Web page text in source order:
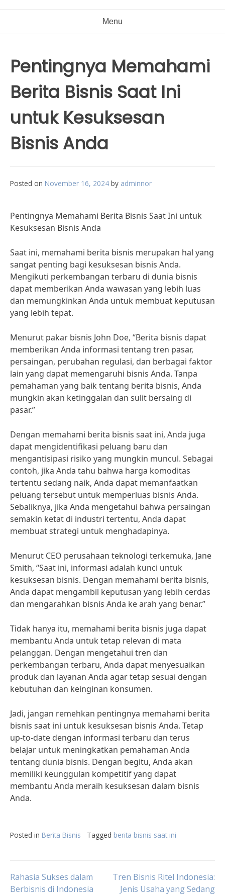
Menu
Pentingnya Memahami
Berita Bisnis Saat Ini
untuk Kesuksesan
Bisnis Anda
Posted on November 16, 2024 by adminnor
Pentingnya Memahami Berita Bisnis Saat Ini untuk
Kesuksesan Bisnis Anda
Saat ini, memahami berita bisnis merupakan hal yang
sangat penting bagi kesuksesan bisnis Anda.
Mengikuti perkembangan terbaru di dunia bisnis
dapat memberikan Anda wawasan yang lebih luas
dan memungkinkan Anda untuk membuat keputusan
yang lebih tepat.
Menurut pakar bisnis John Doe, “Berita bisnis dapat
memberikan Anda informasi tentang tren pasar,
persaingan, perubahan regulasi, dan berbagai faktor
lain yang dapat memengaruhi bisnis Anda. Tanpa
pemahaman yang baik tentang berita bisnis, Anda
mungkin akan ketinggalan dan sulit bersaing di
pasar.”
Dengan memahami berita bisnis saat ini, Anda juga
dapat mengidentifikasi peluang baru dan
mengantisipasi risiko yang mungkin muncul. Sebagai
contoh, jika Anda tahu bahwa harga komoditas
tertentu sedang naik, Anda dapat memanfaatkan
peluang tersebut untuk memperluas bisnis Anda.
Sebaliknya, jika Anda mengetahui bahwa persaingan
semakin ketat di industri tertentu, Anda dapat
membuat strategi untuk menghadapinya.
Menurut CEO perusahaan teknologi terkemuka, Jane
Smith, “Saat ini, informasi adalah kunci untuk
kesuksesan bisnis. Dengan memahami berita bisnis,
Anda dapat mengambil keputusan yang lebih cerdas
dan mengarahkan bisnis Anda ke arah yang benar.”
Tidak hanya itu, memahami berita bisnis juga dapat
membantu Anda untuk tetap relevan di mata
pelanggan. Dengan mengetahui tren dan
perkembangan terbaru, Anda dapat menyesuaikan
produk dan layanan Anda agar tetap sesuai dengan
kebutuhan dan keinginan konsumen.
Jadi, jangan remehkan pentingnya memahami berita
bisnis saat ini untuk kesuksesan bisnis Anda. Tetap
up-to-date dengan informasi terbaru dan terus
belajar untuk meningkatkan pemahaman Anda
tentang dunia bisnis. Dengan begitu, Anda akan
memiliki keunggulan kompetitif yang dapat
membantu Anda meraih kesuksesan dalam bisnis
Anda.
Posted in Berita Bisnis Tagged berita bisnis saat ini
Post
Rahasia Sukses dalam
Berbisnis di Indonesia
Tren Bisnis Ritel Indonesia:
Jenis Usaha yang Sedang